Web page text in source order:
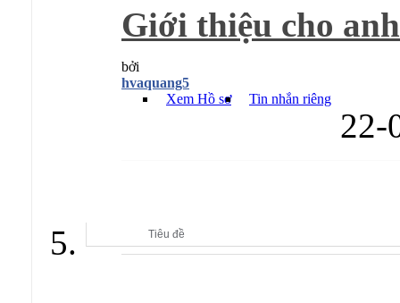
Giới thiệu cho
bởi
hvaquang5
Xem Hồ sơ
Tin nhắn riêng
22-
Tiêu đề